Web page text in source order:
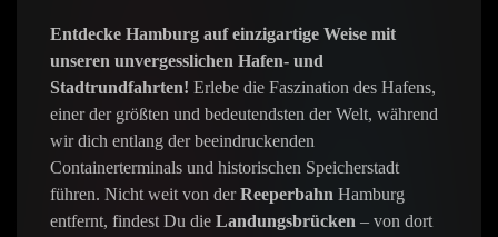
Entdecke Hamburg auf einzigartige Weise mit
unseren unvergesslichen Hafen- und
Stadtrundfahrten! Erlebe die Faszination des Hafens,
einer der größten und bedeutendsten der Welt, während
wir dich entlang der beeindruckenden
Containerterminals und historischen Speicherstadt
führen. Nicht weit von derReeperbahn Hamburg
entfernt, findest Du die Landungsbrücken – von dort